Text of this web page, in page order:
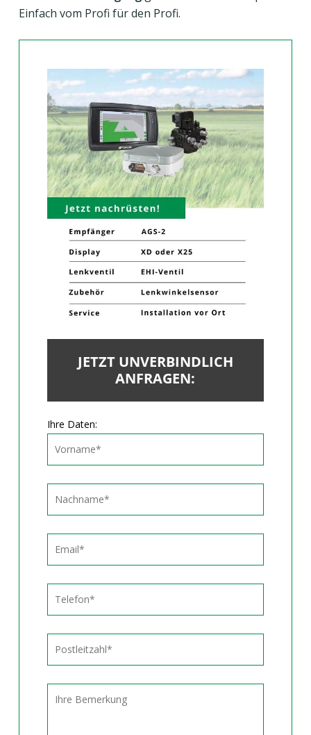
Einfach vom Profi für den Profi.
JETZT UNVERBINDLICH
ANFRAGEN:
Ihre Daten: